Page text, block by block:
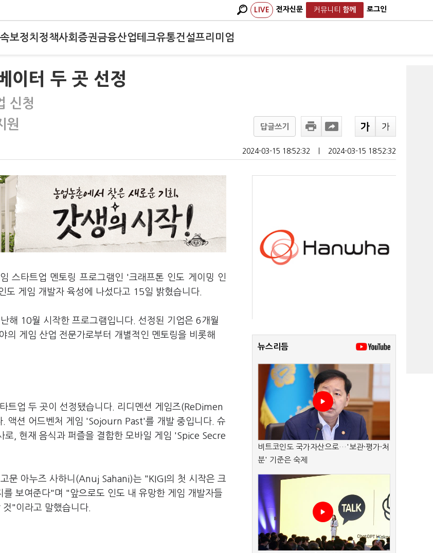
LIVE 전자신문 커뮤니티 함께 로그인
속보정치 정책사회 증권금융산업테크유통건설프리미엄
이터 두 곳 선정
신청
원
답글쓰기
2024-03-15 18:52:32 2024-03-15 18:52:32
스타트업 멘토링 프로그램인 '크래프톤 인도 게이밍 인
게임 개발자 육성에 나섰다고 15일 밝혔습니다.
해 10월 시작한 프로그램입니다. 선정된 기업은 6개월
게임 산업 전문가로부터 개별적인 멘토링을 비롯해
트업 두 곳이 선정됐습니다. 리디멘션 게임즈(ReDimen
액션 어드벤처 게임 'Sojourn Past'를 개발 중입니다. 슈
, 현재 음식과 퍼즐을 결합한 모바일 게임 'Spice Secre
문 아누즈 사하니(Anuj Sahani)는 "KIGI의 첫 시작은 크
보여준다"며 "앞으로도 인도 내 유망한 게임 개발자들
"이라고 말했습니다.
뉴스리듬
비트코인도 국가자산으로…'보관·평가·처
분' 기준은 숙제